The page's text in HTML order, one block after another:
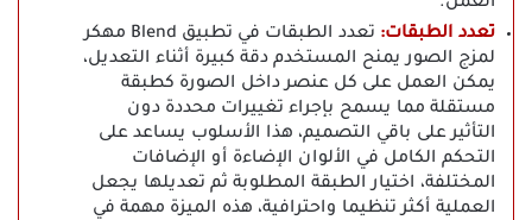
تعدد الطبقات:
تعدد الطبقات في تطبيق Blend مهكر
لمزج الصور يمنح المستخدم دقة كبيرة أثناء التعديل،
يمكن العمل على كل عنصر داخل الصورة كطبقة
مستقلة مما يسمح بإجراء تغييرات محددة دون
التأثير على باقي التصميم، هذا الأسلوب يساعد على
التحكم الكامل في الألوان الإضاءة أو الإضافات
المختلفة، اختيار الطبقة المطلوبة ثم تعديلها يجعل
العملية أكثر تنظيما واحترافية، هذه الميزة مهمة في